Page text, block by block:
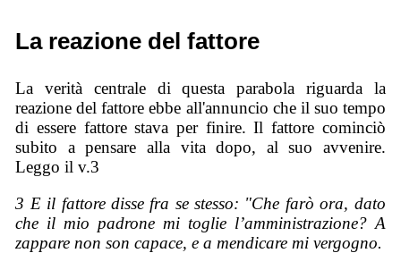
La reazione del fattore
La verità centrale di questa parabola riguarda la
reazione del fattore ebbe all'annuncio che il suo tempo
di essere fattore stava per finire. Il fattore cominciò
subito a pensare alla vita dopo, al suo avvenire.
Leggo il v.3
3 E il fattore disse fra se stesso: "Che farò ora, dato
che il mio padrone mi toglie l’amministrazione? A
zappare non son capace, e a mendicare mi vergogno.